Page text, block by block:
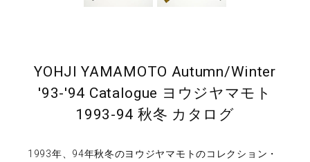
YOHJI YAMAMOTO Autumn/Winter
'93-'94 Catalogue ヨウジヤマモト
1993-94 秋冬 カタログ
1993年、94年秋冬のヨウジヤマモトのコレクション・